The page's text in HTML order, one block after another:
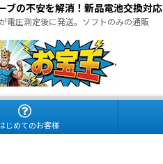
ブの不安を解消！新品電池交換対応
電圧測定後に発送。ソフトのみの通販
.
じめてのお客様